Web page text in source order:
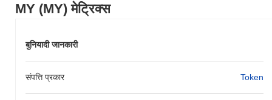
MY (MY) मेट्रिक्स
बुनियादी जानकारी
संपत्ति प्रकार Token